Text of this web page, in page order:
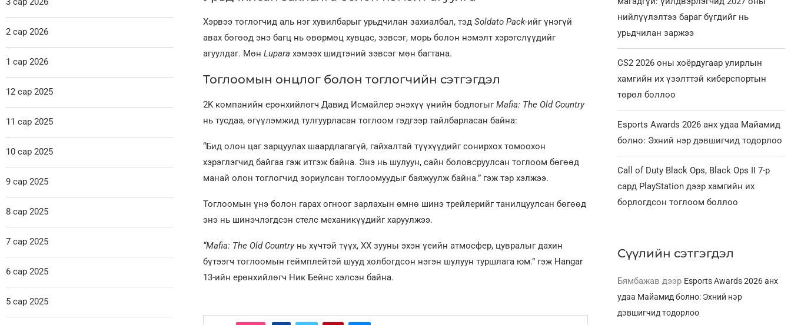
Хэрвээ тоглогчид аль нэг хувилбарыг урьдчилан захиалбал, тэд Soldato Pack-ийг үнэгүй
авах бөгөөд энэ багц нь өвөрмөц хувцас, зэвсэг, морь болон нэмэлт хэрэгслүүдийг
агуулдаг. Мөн Lupara хэмээх шидтэний зэвсэг мөн багтана.
Тоглоомын онцлог болон тоглогчийн сэтгэгдэл
2K компанийн ерөнхийлөгч Давид Исмайлер энэхүү үнийн бодлогыгMafia: The Old Country
нь тусдаа, өгүүлэмжид тулгуурласан тоглоом гэдгээр тайлбарласан байна:
“Бид олон цаг зарцуулах шаардлагагүй, гайхалтай түүхүүдийг сонирхох томоохон
хэрэглэгчид байгаа гэж итгэж байна. Энэ нь шулуун, сайн боловсруулсан тоглоом бөгөөд
манай олон тоглогчид зориулсан тоглоомуудыг баяжуулж байна.” гэж тэр хэлжээ.
Тоглоомын үнэ болон гарах огноог зарлахын өмнө шинэ трейлерийг танилцуулсан бөгөөд
энэ нь шинэчлэгдсэн стелс механикүүдийг харуулжээ.
“Mafia: The Old Countryнь хүчтэй түүх, XX зууны эхэн үеийн атмосфер, цувралыг дахин
бүтээгч тоглоомын геймплейтэй шууд холбогдсон нэгэн шулуун туршлага юм.” гэж Hangar
13-ийн ерөнхийлөгч Ник Бейнс хэлсэн байна.
нийлүүлэлтээ бараг бүгдийг нь
урьдчилан заржээ
CS2 2026 оны хоёрдугаар улирлын
хамгийн их үзэлттэй киберспортын
төрөл боллоо
Esports Awards 2026 анх удаа Майамид
болно: Эхний нэр дэвшигчид тодорлоо
Call of Duty Black Ops, Black Ops II 7-р
сард PlayStation дээр хамгийн их
борлогдсон тоглоом боллоо
Сүүлийн сэтгэгдэл
Бямбажав дээр Esports Awards 2026 анх
удаа Майамид болно: Эхний нэр
дэвшигчид тодорлоо
2 сар 2026
1 сар 2026
12 сар 2025
11 сар 2025
10 сар 2025
9 сар 2025
8 сар 2025
7 сар 2025
6 сар 2025
5 сар 2025